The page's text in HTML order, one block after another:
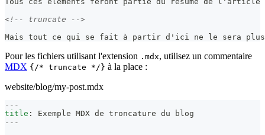
<!-- truncate -->
Mais tout ce qui se fait à partir d'ici ne le sera
Pour les fichiers utilisant l'extension .mdx, utilisez un commentaire
MDX {/* truncate */} à la place :
website/blog/my-post.mdx
---
title :
Exemple MDX de troncature du blog
---